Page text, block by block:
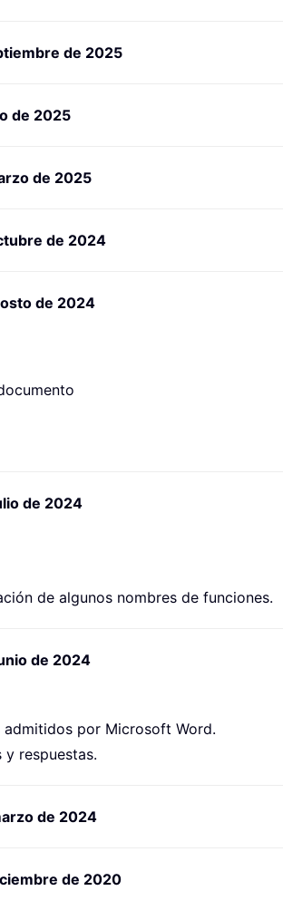
de 2025
de 2025
de 2025
de 2024
de 2024
de 2024
de algunos nombres de funciones.
de 2024
por Microsoft Word.
y respuestas.
de 2024
de 2020